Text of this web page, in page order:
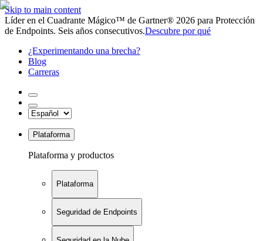
Skip to main content
Líder en el Cuadrante Mágico™ de Gartner® 2026 para Protección
de Endpoints. Seis años consecutivos.Descubre por qué
¿Experimentando una brecha?
Blog
Carreras
Plataforma
Plataforma y productos
Plataforma
Seguridad de Endpoints